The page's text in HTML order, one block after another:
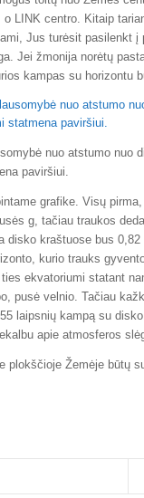
LINK centro. Kitaip
Jus turėsit pasilenkt
Jei žmonija norėtų
kampas su horizontu
nuo atstumo nuo
paviršiui.
grafike. Visų
g, tačiau traukos
disko kraštuose bus
kurio trauks
ekvatoriumi statant
pusė velnio. Tačiau
laipsnių kampą su
apie atmosferos
plokščioje Žemėje būtų